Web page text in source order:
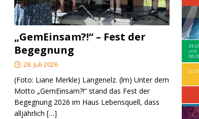
„GemEinsam?!“ – Fest der
Begegnung
28. Juli 2026
(Foto: Liane Merkle) Langenelz. (lm) Unter dem
Motto „GemEinsam?!“ stand das Fest der
Begegnung 2026 im Haus Lebensquell, dass
alljährlich[…]